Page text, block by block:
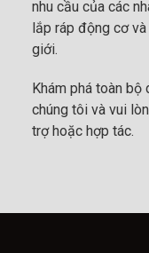
nhu cầu của các
lắp ráp động cơ
giới.
Khám phá toàn
chúng tôi và vui
trợ hoặc hợp tác.